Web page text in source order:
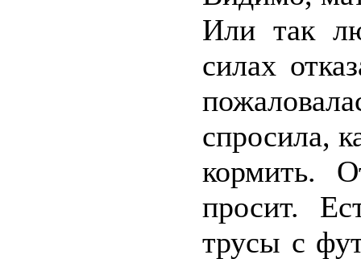
Или так
силах
спросила,
кормить.
просит.
трусы с